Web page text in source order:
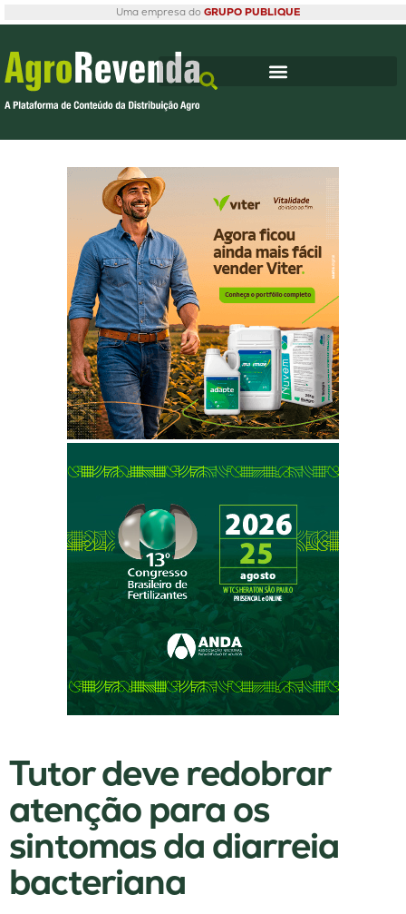
Uma empresa do GRUPO PUBLIQUE
Tutor deve redobrar
atenção para os
sintomas da diarreia
bacteriana